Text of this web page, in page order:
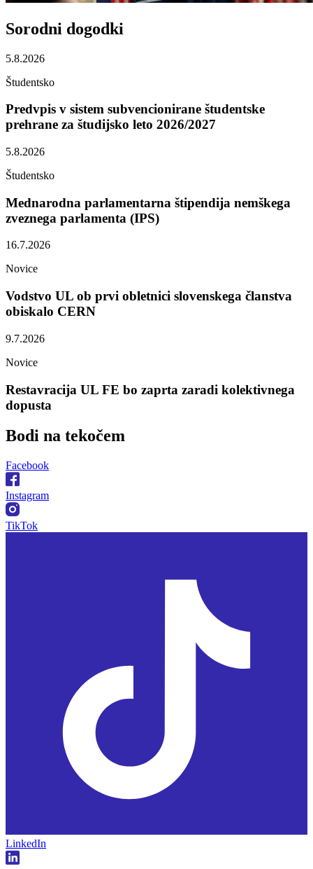
Sorodni dogodki
5.8.2026
Študentsko
Predvpis v sistem subvencionirane študentske
prehrane za študijsko leto 2026/2027
5.8.2026
Študentsko
Mednarodna parlamentarna štipendija nemškega
zveznega parlamenta (IPS)
16.7.2026
Novice
Vodstvo UL ob prvi obletnici slovenskega članstva
obiskalo CERN
9.7.2026
Novice
Restavracija UL FE bo zaprta zaradi kolektivnega
dopusta
Bodi na tekočem
Facebook
Instagram
TikTok
LinkedIn